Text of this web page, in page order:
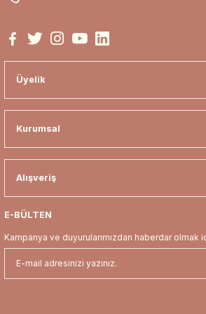
Bu ürüne benzer farklı alternatifler olmalı.
Üyelik
Kurumsal
Alışveriş
E-BÜLTEN
Kampanya ve duyurularımızdan haberdar olmak